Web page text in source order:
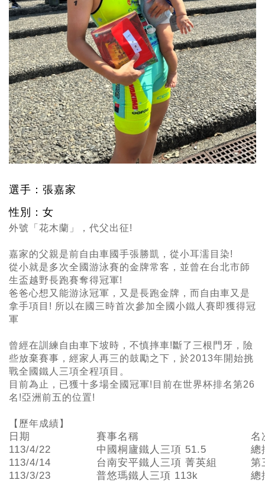
選手：張嘉家
性別：女
外號「花木蘭」，代父出征!
嘉家的父親是前自由車國手張勝凱，從小耳濡目染!
從小就是多次全國游泳賽的金牌常客，並曾在台北市師
生盃越野長跑賽奪得冠軍!
爸爸心想又能游泳冠軍，又是長跑金牌，而自由車又是
拿手項目! 所以在國三時首次參加全國小鐵人賽即獲得冠
軍
曾經在訓練自由車下坡時，不慎摔車!斷了三根門牙，險
些放棄賽事，經家人再三的鼓勵之下，於2013年開始挑
戰全國鐵人三項全程項目。
目前為止，已獲十多場全國冠軍!目前在世界杯排名第26
名!亞洲前五的位置!
【歷年成績】
日期 賽事名稱
名
113/4/22
中國桐廬鐵人三項 51.5
總
113/4/14
台南安平鐵人三項 菁英組
第
113/3/23
普悠瑪鐵人三項 113k
總